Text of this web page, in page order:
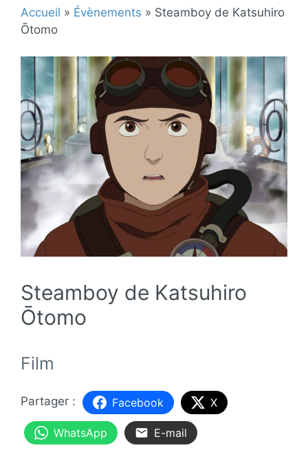
Accueil » Évènements » Steamboy de Katsuhiro
Ōtomo
Steamboy de Katsuhiro
Ōtomo
Film
Facebook X
WhatsApp E-mail